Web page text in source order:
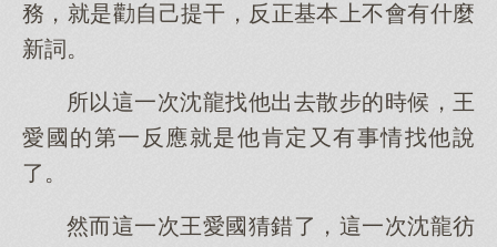
務，就是勸自己提干，反正基本上不會有什麼
新詞。
所以這一次沈龍找他出去散步的時候，王
愛國的第一反應就是他肯定又有事情找他說
了。
然而這一次王愛國猜錯了，這一次沈龍彷